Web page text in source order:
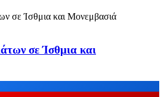
σε Ίσθμια και